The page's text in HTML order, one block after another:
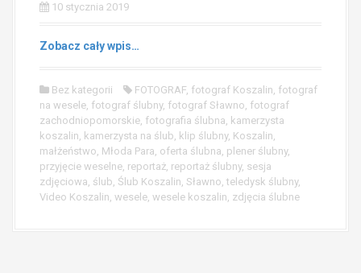
10 stycznia 2019
Zobacz cały wpis…
Bez kategorii FOTOGRAF, fotograf Koszalin, fotograf
na wesele, fotograf ślubny, fotograf Sławno, fotograf
zachodniopomorskie, fotografia ślubna, kamerzysta
koszalin, kamerzysta na ślub, klip ślubny, Koszalin,
małżeństwo, Młoda Para, oferta ślubna, plener ślubny,
przyjęcie weselne, reportaż, reportaż ślubny, sesja
zdjęciowa, ślub, Ślub Koszalin, Sławno, teledysk ślubny,
Video Koszalin, wesele, wesele koszalin, zdjęcia ślubne